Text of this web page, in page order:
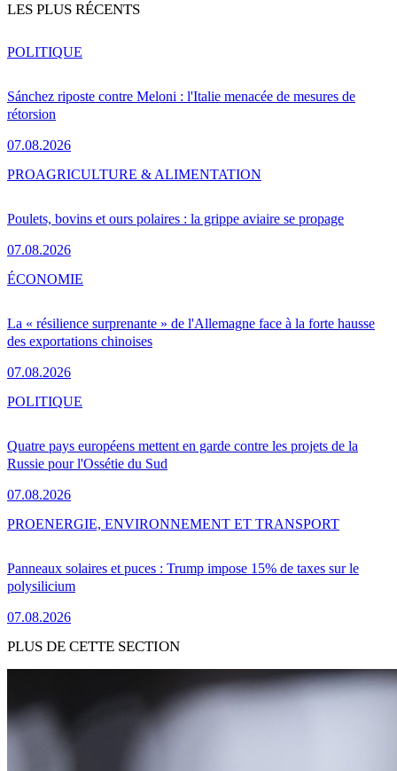
LES PLUS RÉCENTS
Sánchez riposte contre Meloni : l'Italie menacée de mesures de
rétorsion
07.08.2026
POLITIQUE
Poulets, bovins et ours polaires : la grippe aviaire se propage
07.08.2026
PROAGRICULTURE & ALIMENTATION
La « résilience surprenante » de l'Allemagne face à la forte hausse
des exportations chinoises
07.08.2026
ÉCONOMIE
Quatre pays européens mettent en garde contre les projets de la
Russie pour l'Ossétie du Sud
07.08.2026
POLITIQUE
Panneaux solaires et puces : Trump impose 15% de taxes sur le
polysilicium
07.08.2026
PROENERGIE, ENVIRONNEMENT ET TRANSPORT
PLUS DE CETTE SECTION